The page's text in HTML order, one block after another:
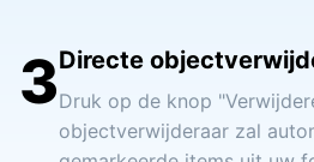
3Directe
Druk op de knop
objectverwijderaar zal